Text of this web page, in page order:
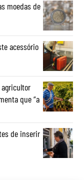
moedas de
acessório
agricultor
que “a
de inserir